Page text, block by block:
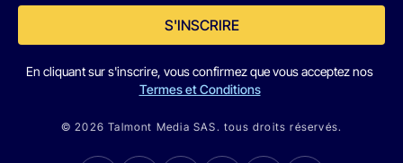
S'INSCRIRE
En cliquant sur s'inscrire, vous confirmez que vous acceptez nos
Termes et Conditions
© 2026 Talmont Media SAS. tous droits réservés.